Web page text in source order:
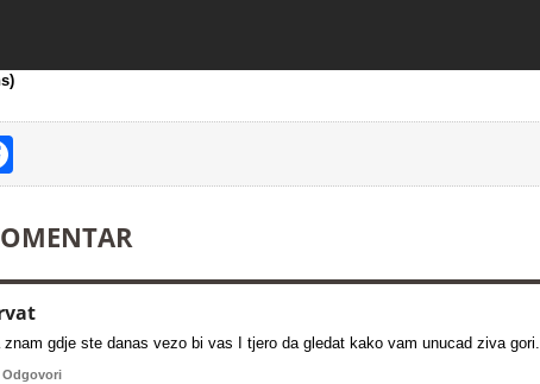
znam gdje ste danas vezo bi vas I tjero da gledat kako vam unucad ziva gori.
Odgovori